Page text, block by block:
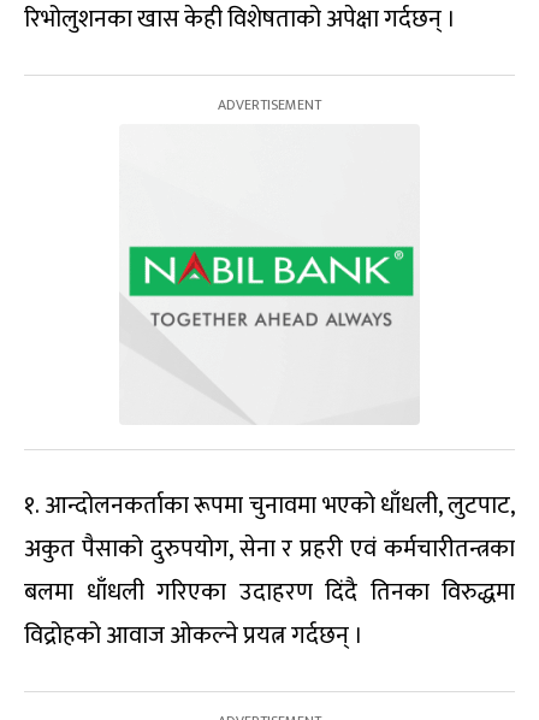
रिभोलुशनका खास केही विशेषताको अपेक्षा गर्दछन् ।
१. आन्दोलनकर्ताका रूपमा चुनावमा भएको धाँधली, लुटपाट,
अकुत पैसाको दुरुपयोग, सेना र प्रहरी एवं कर्मचारीतन्त्रका
बलमा धाँधली गरिएका उदाहरण दिंदै तिनका विरुद्धमा
विद्रोहको आवाज ओकल्ने प्रयत्न गर्दछन् ।